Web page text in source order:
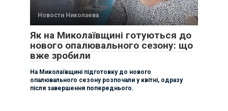
Новости Николаева
Як на Миколаївщині готуються до
нового опалювального сезону: що
вже зробили
На Миколаївщині підготовку до нового
опалювального сезону розпочали у квітні, одразу
після завершення попереднього.